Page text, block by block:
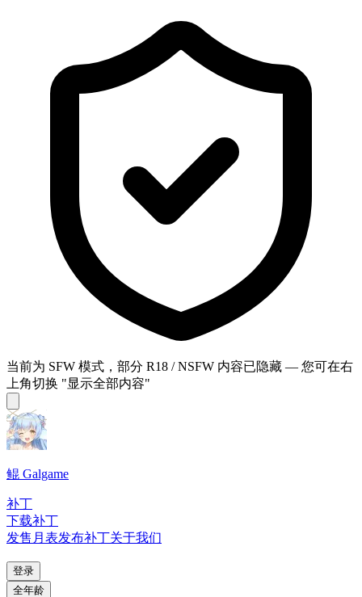
当前为 SFW 模式，部分 R18 / NSFW 内容已隐藏 — 您可在右
上角切换 "显示全部内容"
鲲 Galgame
补丁
下载补丁
发售月表发布补丁关于我们
登录
全年龄